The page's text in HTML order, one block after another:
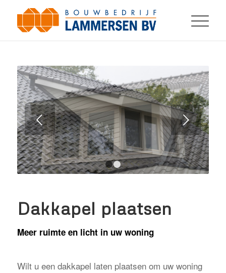
Volgende
1 2
Dakkapel plaatsen
Meer ruimte en licht in uw woning
Wilt u een dakkapel laten plaatsen om uw woning